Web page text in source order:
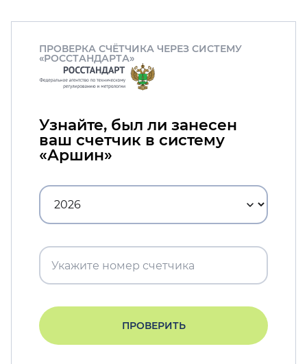
ПРОВЕРКА СЧЁТЧИКА ЧЕРЕЗ СИСТЕМУ
«РОССТАНДАРТА»
Узнайте, был ли занесен
ваш счетчик в систему
«Аршин»
ПРОВЕРИТЬ